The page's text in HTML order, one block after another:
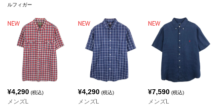
ルフィガー
¥4,290 (税込)
メンズL
¥4,290(税込)
メンズL
¥7,590 (税込)
メンズL